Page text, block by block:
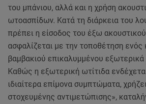
του μπάνιου, αλλά και η χρήση
ωτοασπίδων. Κατά τη διάρκεια του
πρέπει η είσοδος του έξω
ασφαλίζεται με την τοποθέτηση ενός
βαμβακιού επικαλυμμένου εξωτερικά
Καθώς η εξωτερική ωτίτιδα
ιδιαίτερα επίμονα συμπτώματα,
στοχευμένης αντιμετώπισης»,